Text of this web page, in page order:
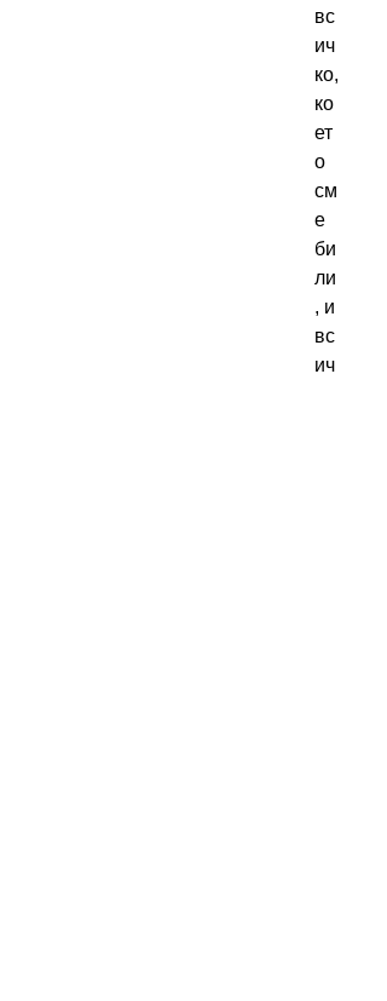
вс
ич
ко,
ко
ет
о
см
е
би
ли
, и
вс
ич